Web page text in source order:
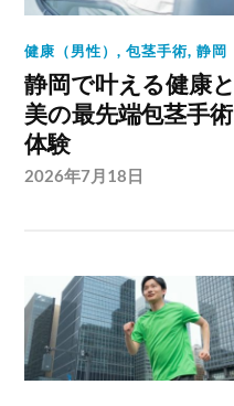
健康（男性）,包茎手術,静岡
静岡で叶える健康と
美の最先端包茎手術
体験
2026年7月18日